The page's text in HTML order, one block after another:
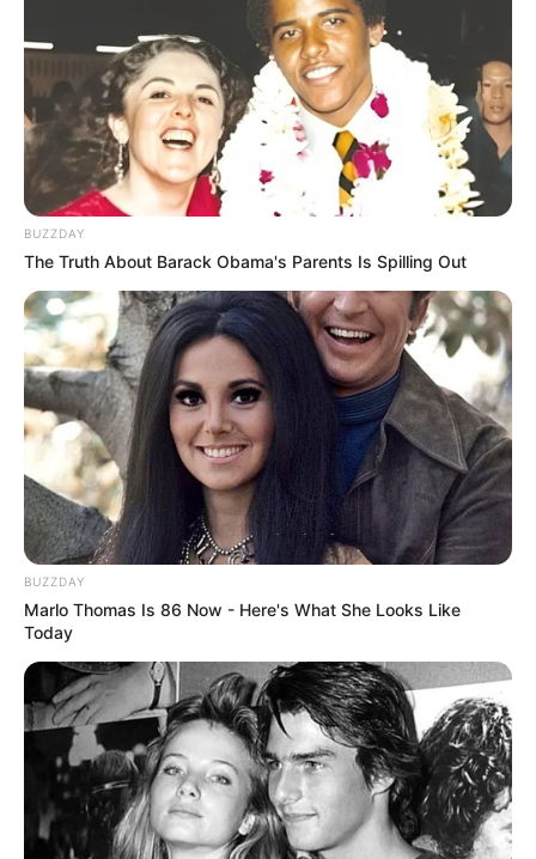
BUZZDAY
The Truth About Barack Obama's Parents Is Spilling Out
BUZZDAY
Marlo Thomas Is 86 Now - Here's What She Looks Like
Today